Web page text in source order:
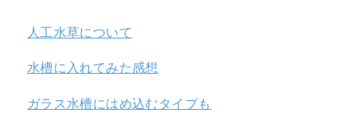
人工水草について
水槽に入れてみた感想
ガラス水槽にはめ込むタイプも